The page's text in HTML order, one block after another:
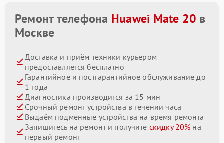
Ремонт телефона Huawei Mate 20 в
Москве
Доставка и приём техники курьером
предоставляется бесплатно
Гарантийное и постгарантийное обслуживание до
1 года
Диагностика производится за 15 мин
Срочный ремонт устройства в течении часа
Выдаём подменные устройства на время ремонта
Запишитесь на ремонт и получите скидку 20% на
первый ремонт